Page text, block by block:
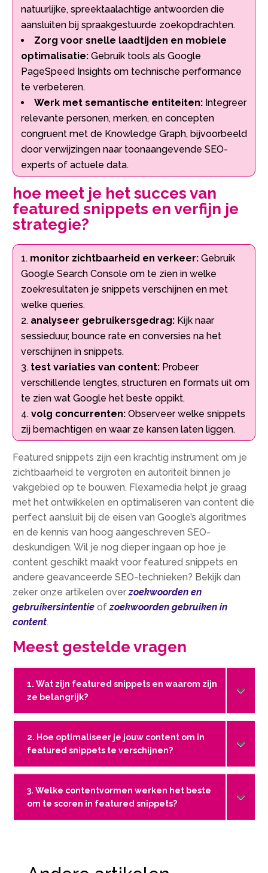
natuurlijke, spreektaalachtige antwoorden die
aansluiten bij spraakgestuurde zoekopdrachten.
Zorg voor snelle laadtijden en mobiele
optimalisatie: Gebruik tools als Google
PageSpeed Insights om technische performance
te verbeteren.
Werk met semantische entiteiten: Integreer
relevante personen, merken, en concepten
congruent met de Knowledge Graph, bijvoorbeeld
door verwijzingen naar toonaangevende SEO-
experts of actuele data.
hoe meet je het succes van
featured snippets en verfijn je
strategie?
monitor zichtbaarheid en verkeer: Gebruik
Google Search Console om te zien in welke
zoekresultaten je snippets verschijnen en met
welke queries.
analyseer gebruikersgedrag: Kijk naar
sessieduur, bounce rate en conversies na het
verschijnen in snippets.
test variaties van content: Probeer
verschillende lengtes, structuren en formats uit om
te zien wat Google het beste oppikt.
volg concurrenten: Observeer welke snippets
zij bemachtigen en waar ze kansen laten liggen.
Featured snippets zijn een krachtig instrument om je
zichtbaarheid te vergroten en autoriteit binnen je
vakgebied op te bouwen. Flexamedia helpt je graag
met het ontwikkelen en optimaliseren van content die
perfect aansluit bij de eisen van Google’s algoritmes
en de kennis van hoog aangeschreven SEO-
deskundigen. Wil je nog dieper ingaan op hoe je
content geschikt maakt voor featured snippets en
andere geavanceerde SEO-technieken? Bekijk dan
zeker onze artikelen overzoekwoorden en
gebruikersintentie ofzoekwoorden gebruiken in
content.
Meest gestelde vragen
1. Wat zijn featured snippets en waarom zijn
ze belangrijk?
2. Hoe optimaliseer je jouw content om in
featured snippets te verschijnen?
3. Welke contentvormen werken het beste
om te scoren in featured snippets?